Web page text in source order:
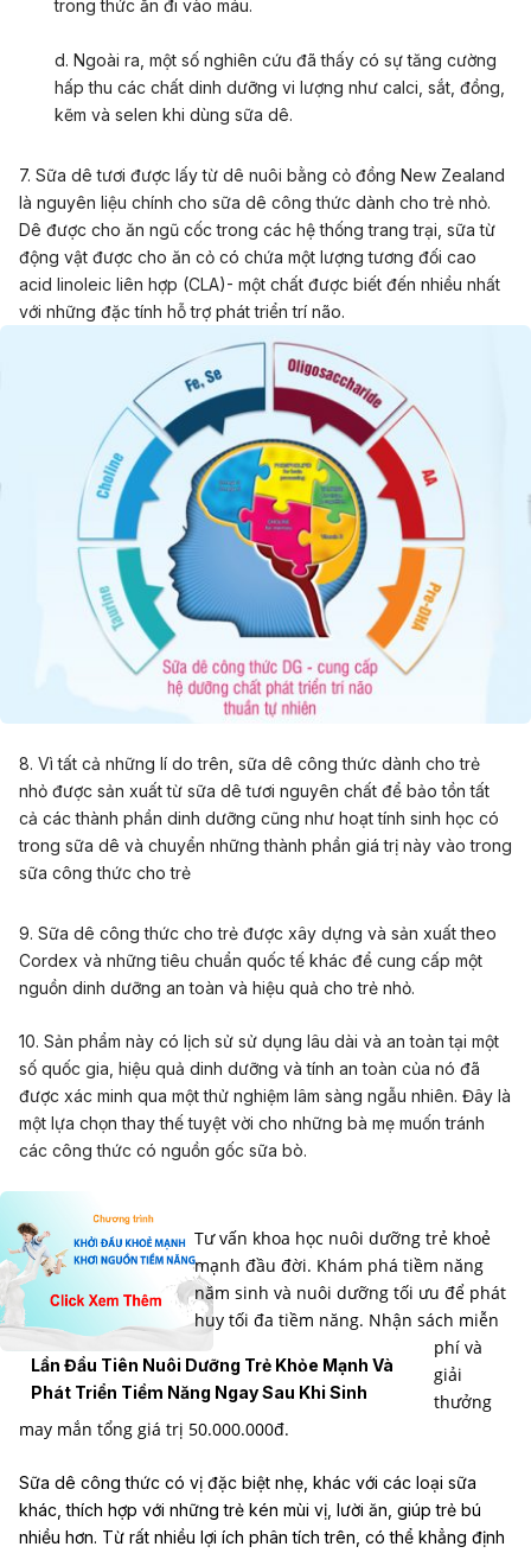
trong thức ăn đi vào máu.
d. Ngoài ra, một số nghiên cứu đã thấy có sự tăng cường
hấp thu các chất dinh dưỡng vi lượng như calci, sắt, đồng,
kẽm và selen khi dùng sữa dê.
7. Sữa dê tươi được lấy từ dê nuôi bằng cỏ đồng New Zealand
là nguyên liệu chính cho sữa dê công thức dành cho trẻ nhỏ.
Dê được cho ăn ngũ cốc trong các hệ thống trang trại, sữa từ
động vật được cho ăn cỏ có chứa một lượng tương đối cao
acid linoleic liên hợp (CLA)- một chất được biết đến nhiều nhất
với những đặc tính hỗ trợ phát triển trí não.
8. Vì tất cả những lí do trên, sữa dê công thức dành cho trẻ
nhỏ được sản xuất từ sữa dê tươi nguyên chất để bảo tồn tất
cả các thành phần dinh dưỡng cũng như hoạt tính sinh học có
trong sữa dê và chuyển những thành phần giá trị này vào trong
sữa công thức cho trẻ
9. Sữa dê công thức cho trẻ được xây dựng và sản xuất theo
Cordex và những tiêu chuẩn quốc tế khác để cung cấp một
nguồn dinh dưỡng an toàn và hiệu quả cho trẻ nhỏ.
10. Sản phẩm này có lịch sử sử dụng lâu dài và an toàn tại một
số quốc gia, hiệu quả dinh dưỡng và tính an toàn của nó đã
được xác minh qua một thử nghiệm lâm sàng ngẫu nhiên. Đây là
một lựa chọn thay thế tuyệt vời cho những bà mẹ muốn tránh
các công thức có nguồn gốc sữa bò.
Lần Đầu Tiên Nuôi Dưỡng Trẻ Khỏe Mạnh Và
Phát Triển Tiềm Năng Ngay Sau Khi Sinh
Tư vấn khoa học nuôi dưỡng trẻ khoẻ
mạnh đầu đời. Khám phá tiềm năng
năm sinh và nuôi dưỡng tối ưu để phát
huy tối đa tiềm năng. Nhận sách miễn
phí và
giải
thưởng
may mắn tổng giá trị 50.000.000đ.
Sữa dê công thức có vị đặc biệt nhẹ, khác với các loại sữa
khác, thích hợp với những trẻ kén mùi vị, lười ăn, giúp trẻ bú
nhiều hơn. Từ rất nhiều lợi ích phân tích trên, có thể khẳng định